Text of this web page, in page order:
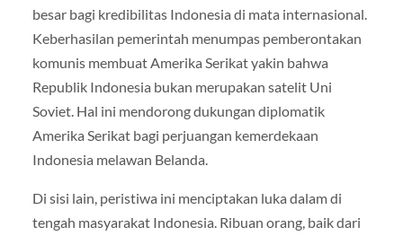
besar bagi kredibilitas Indonesia di mata internasional.
Keberhasilan pemerintah menumpas pemberontakan
komunis membuat Amerika Serikat yakin bahwa
Republik Indonesia bukan merupakan satelit Uni
Soviet. Hal ini mendorong dukungan diplomatik
Amerika Serikat bagi perjuangan kemerdekaan
Indonesia melawan Belanda.
Di sisi lain, peristiwa ini menciptakan luka dalam di
tengah masyarakat Indonesia. Ribuan orang, baik dari